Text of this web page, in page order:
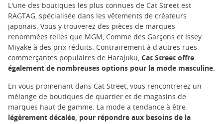
L'une des boutiques les plus connues de Cat Street est
RAGTAG, spécialisée dans les vêtements de créateurs
japonais. Vous y trouverez des pièces de marques
renommées telles que MGM, Comme des Garçons et Issey
Miyake à des prix réduits. Contrairement à d'autres rues
commerçantes populaires de Harajuku, Cat Street offre
également de nombreuses options pour la mode masculine.
En vous promenant dans Cat Street, vous rencontrerez un
mélange de boutiques de quartier et de magasins de
marques haut de gamme. La mode a tendance à être
légèrement décalée, pour répondre aux besoins de la